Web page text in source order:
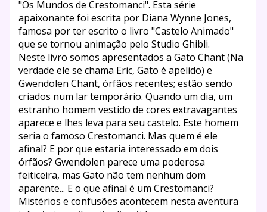
"Os Mundos de Crestomanci". Esta série
apaixonante foi escrita por Diana Wynne Jones,
famosa por ter escrito o livro "Castelo Animado"
que se tornou animação pelo Studio Ghibli.
Neste livro somos apresentados a Gato Chant (Na
verdade ele se chama Eric, Gato é apelido) e
Gwendolen Chant, órfãos recentes; estão sendo
criados num lar temporário. Quando um dia, um
estranho homem vestido de cores extravagantes
aparece e lhes leva para seu castelo. Este homem
seria o famoso Crestomanci. Mas quem é ele
afinal? E por que estaria interessado em dois
órfãos? Gwendolen parece uma poderosa
feiticeira, mas Gato não tem nenhum dom
aparente... E o que afinal é um Crestomanci?
Mistérios e confusões acontecem nesta aventura